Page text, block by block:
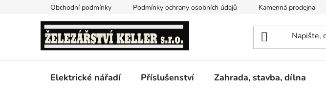
Obchodní podmínky Podmínky ochrany osobních údajů Kamenná prodejna
Elektrické nářadí Příslušenství Zahrada, stavba, dílna